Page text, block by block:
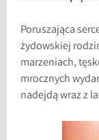
Poruszająca
żydowskiej
marzeniach,
mrocznych
nadejdą wraz z